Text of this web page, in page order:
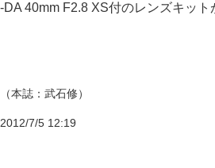
-DA 40mm F2.8 XS付のレンズキット
（本誌：武石修）
2012/7/5 12:19